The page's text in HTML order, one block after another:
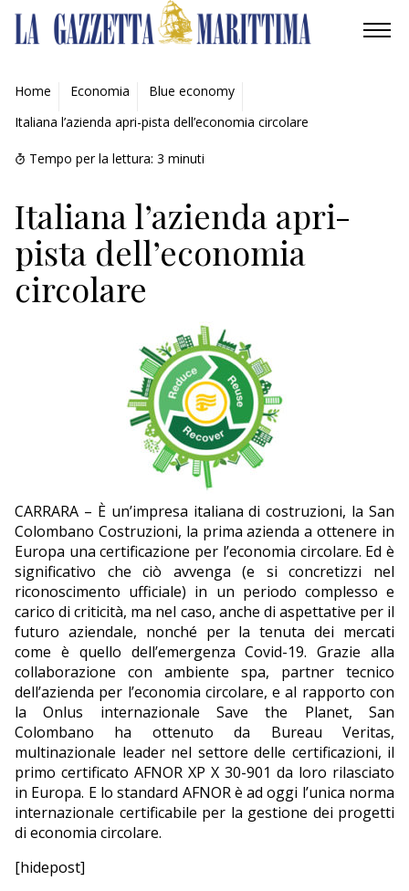
AMBIENTE
MOBILITÀ
INDUSTRIA
RICERCA
ECONOMIA
TURISMO
Home Economia
Blue economy
Italiana l’azienda apri-pista dell’economia circolare
Tempo per la lettura: 3 minuti
Italiana l’azienda apri-
pista dell’economia
circolare
CARRARA – È un’impresa italiana di costruzioni, la San
Colombano Costruzioni, la prima azienda a ottenere in
Europa una certificazione per l’economia circolare. Ed è
significativo che ciò avvenga (e si concretizzi nel
riconoscimento ufficiale) in un periodo complesso e
carico di criticità, ma nel caso, anche di aspettative per il
futuro aziendale, nonché per la tenuta dei mercati
come è quello dell’emergenza Covid-19. Grazie alla
collaborazione con ambiente spa, partner tecnico
dell’azienda per l’economia circolare, e al rapporto con
la Onlus internazionale Save the Planet, San
Colombano ha ottenuto da Bureau Veritas,
multinazionale leader nel settore delle certificazioni, il
primo certificato AFNOR XP X 30-901 da loro rilasciato
in Europa. E lo standard AFNOR è ad oggi l’unica norma
internazionale certificabile per la gestione dei progetti
di economia circolare.
[hidepost]